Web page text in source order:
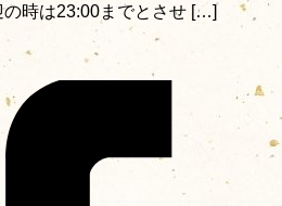
時は23:00までとさせ […]